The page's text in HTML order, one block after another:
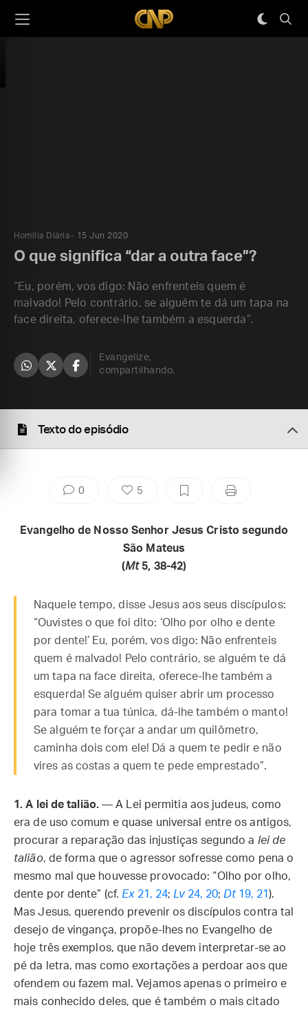
Homilia Diária 15 Jun 2020
O que significa “dar a outra face”?
“Eu, porém, vos digo: Não enfrenteis quem é
malvado! Pelo contrário, se alguém te dá um tapa na
face direita, oferece-lhe também a esquerda”.
Evangelize,
compartilhando.
Texto do episódio
0 5
Evangelho de Nosso Senhor Jesus Cristo segundo
São Mateus
(Mt5, 38-42)
Naquele tempo, disse Jesus aos seus discípulos:
“Ouvistes o que foi dito: ‘Olho por olho e dente
por dente!’ Eu, porém, vos digo: Não enfrenteis
quem é malvado! Pelo contrário, se alguém te dá
um tapa na face direita, oferece-lhe também a
esquerda! Se alguém quiser abrir um processo
para tomar a tua túnica, dá-lhe também o manto!
Se alguém te forçar a andar um quilômetro,
caminha dois com ele! Dá a quem te pedir e não
vires as costas a quem te pede emprestado”.
1. A lei de talião.— A Lei permitia aos judeus, como
era de uso comum e quase universal entre os antigos,
procurar a reparação das injustiças segundo a lei de
talião, de forma que o agressor sofresse como pena o
mesmo mal que houvesse provocado: “Olho por olho,
dente por dente” (cf. Ex21, 24; Lv24, 20; Dt19, 21).
Mas Jesus, querendo prevenir os discípulos contra tal
desejo de vingança, propõe-lhes no Evangelho de
hoje três exemplos, que não devem interpretar-se ao
pé da letra, mas como exortações a perdoar aos que
ofendem ou fazem mal. Vejamos apenas o primeiro e
mais conhecido deles, que é também o mais citado